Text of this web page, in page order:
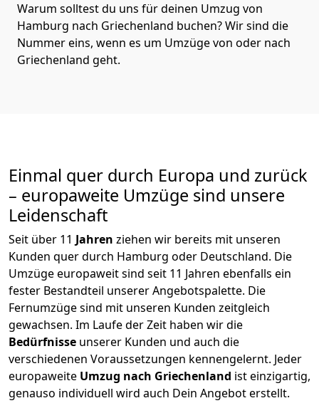
Warum solltest du uns für deinen Umzug von
Hamburg nach Griechenland buchen? Wir sind die
Nummer eins, wenn es um Umzüge von oder nach
Griechenland geht.
Einmal quer durch Europa und zurück
– europaweite Umzüge sind unsere
Leidenschaft
Seit über 11 Jahren ziehen wir bereits mit unseren
Kunden quer durch Hamburg oder Deutschland. Die
Umzüge europaweit sind seit 11 Jahren ebenfalls ein
fester Bestandteil unserer Angebotspalette. Die
Fernumzüge sind mit unseren Kunden zeitgleich
gewachsen. Im Laufe der Zeit haben wir die
Bedürfnisse unserer Kunden und auch die
verschiedenen Voraussetzungen kennengelernt. Jeder
europaweite Umzug nach Griechenland ist einzigartig,
genauso individuell wird auch Dein Angebot erstellt.